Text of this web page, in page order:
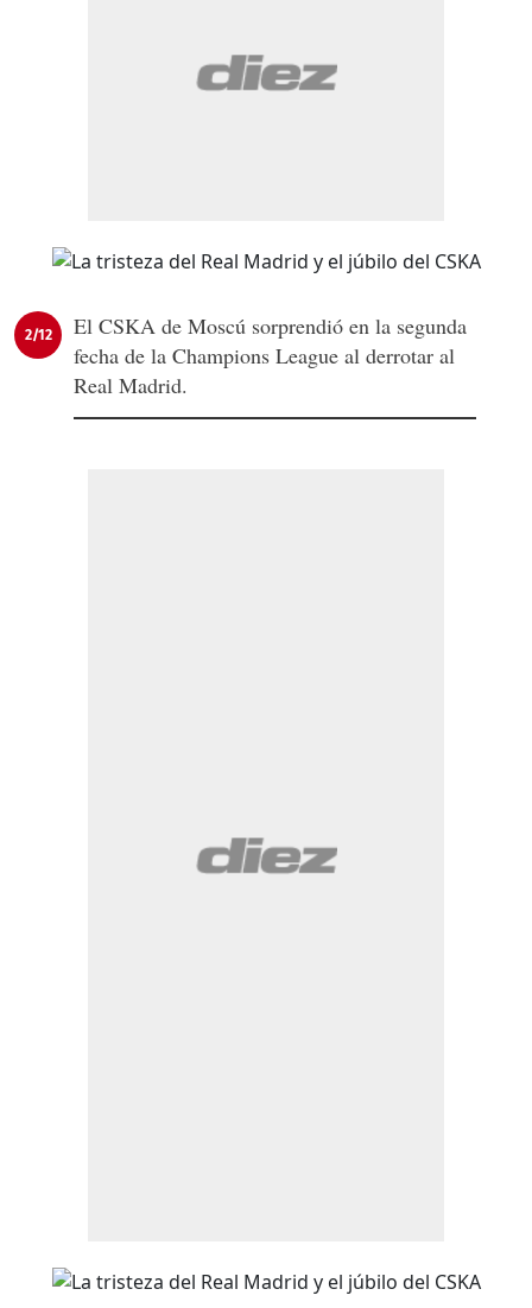
2/12
El CSKA de Moscú sorprendió en la segunda
fecha de la Champions League al derrotar al
Real Madrid.